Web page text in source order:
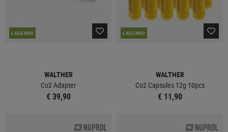
LAGERND
WALTHER
Co2 Adapter
€ 39,90
LAGERND
WALTHER
Co2 Capsules 12g 10pcs
€ 11,90